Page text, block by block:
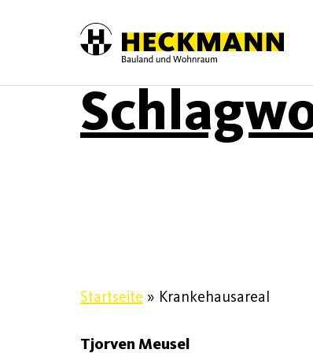
Skip to content
Startseite » Krankehausareal
Tjorven Meusel